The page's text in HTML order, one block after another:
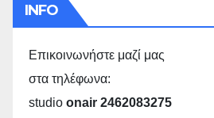
INFO
Επικοινωνήστε μαζί μας
στα τηλέφωνα:
studio onair 2462083275